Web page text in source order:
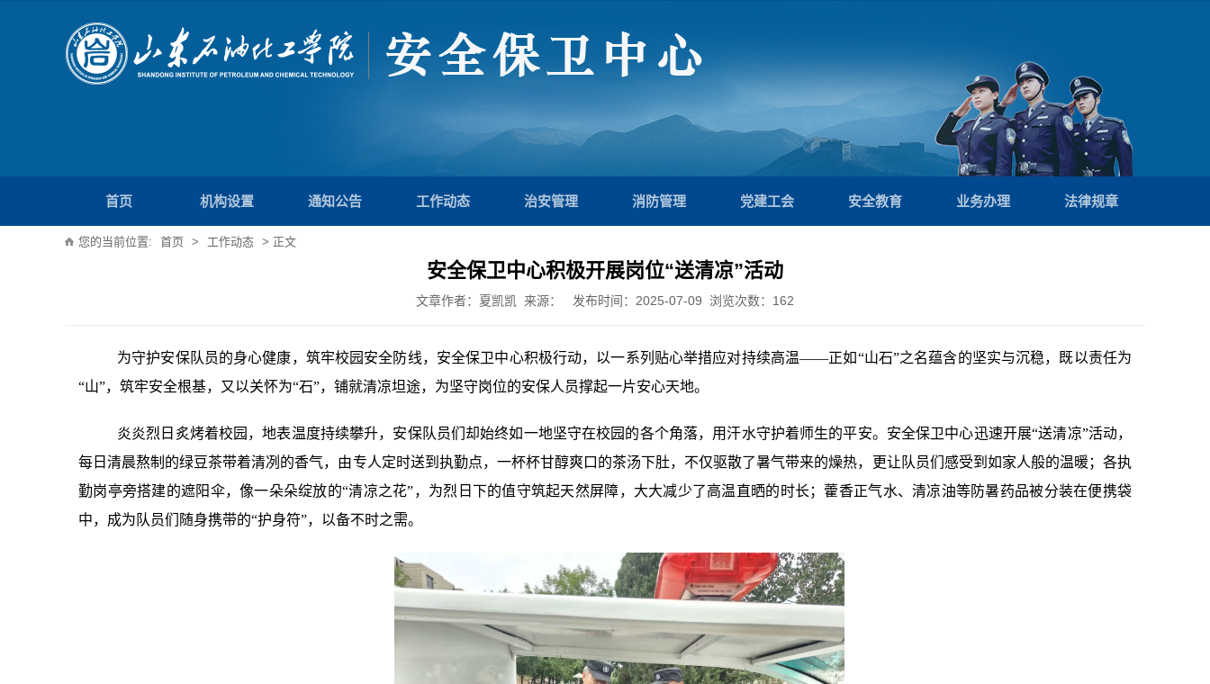
首页 机构设置 通知公告 工作动态 治安管理 消防管理 党建工会 安全教育 业务办理 法律规章
您的当前位置: 首页 > 工作动态 > 正文
安全保卫中心积极开展岗位“送清凉”活动
文章作者：夏凯凯 来源： 发布时间：2025-07-09 浏览次数： 162
为守护安保队员的身心健康，筑牢校园安全防线，安全保卫中心积极行动，以一系列贴心举措应对持续高温——正如“山石”之名蕴含的坚实与沉稳，既以责任为
“山”，筑牢安全根基，又以关怀为“石”，铺就清凉坦途，为坚守岗位的安保人员撑起一片安心天地。
炎炎烈日炙烤着校园，地表温度持续攀升，安保队员们却始终如一地坚守在校园的各个角落，用汗水守护着师生的平安。 安全保卫中心迅速开展“送清凉”活动，
每日清晨熬制的绿豆茶带着清冽的香气，由专人定时送到执勤点，一杯杯甘醇爽口的茶汤下肚，不仅驱散了暑气带来的燥热，更让队员们感受到如家人般的温暖；各执
勤岗亭旁搭建的遮阳伞，像一朵朵绽放的“清凉之花”，为烈日下的值守筑起天然屏障，大大减少了高温直晒的时长；藿香正气水、清凉油等防暑药品被分装在便携袋
中，成为队员们随身携带的“护身符”，以备不时之需。